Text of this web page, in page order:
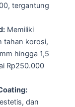
tergantung
Memiliki
tahan korosi,
hingga 1,5
Rp250.000
dan